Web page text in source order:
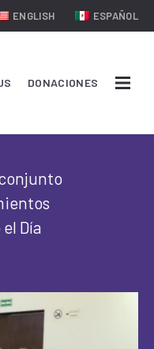
ENGLISH ESPAÑOL
DONACIONES
Día